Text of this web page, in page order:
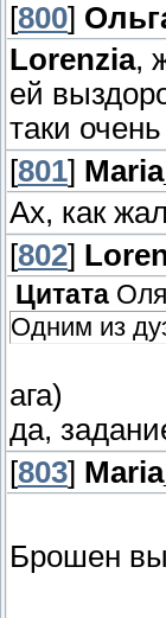
[800]
Lorenzia,
ей
таки
[801]
Ах, как
[802]
Цитата
Одним из
ага)
да,
[803]
Брошен